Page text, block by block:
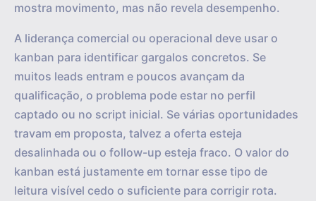
mostra movimento, mas não revela desempenho.
A liderança comercial ou operacional deve usar o
kanban para identificar gargalos concretos. Se
muitos leads entram e poucos avançam da
qualificação, o problema pode estar no perfil
captado ou no script inicial. Se várias oportunidades
travam em proposta, talvez a oferta esteja
desalinhada ou o follow-up esteja fraco. O valor do
kanban está justamente em tornar esse tipo de
leitura visível cedo o suficiente para corrigir rota.